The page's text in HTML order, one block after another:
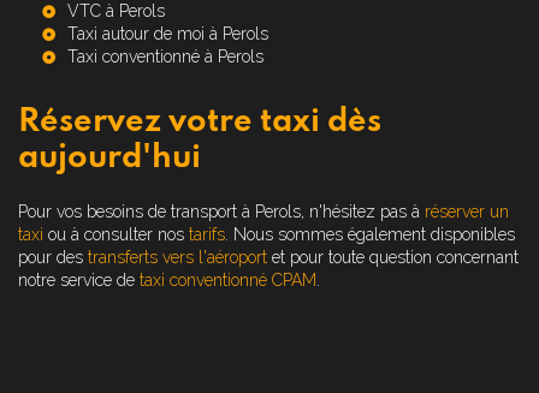
VTC à Perols
Taxi autour de moi à Perols
Taxi conventionné à Perols
Réservez votre taxi dès
aujourd'hui
Pour vos besoins de transport à Perols, n'hésitez pas à réserver un
taxi ou à consulter nos tarifs . Nous sommes également disponibles
pour des transferts vers l'aéroport et pour toute question concernant
notre service de taxi conventionné CPAM